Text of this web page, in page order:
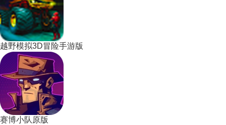
越野模拟3D冒险手游版
赛博小队原版